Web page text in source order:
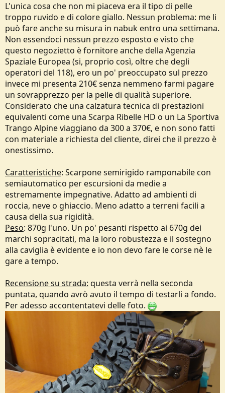
L'unica cosa che non mi piaceva era il tipo di pelle
troppo ruvido e di colore giallo. Nessun problema: me li
può fare anche su misura in nabuk entro una settimana.
Non essendoci nessun prezzo esposto e visto che
questo negozietto è fornitore anche della Agenzia
Spaziale Europea (si, proprio così, oltre che degli
operatori del 118), ero un po' preoccupato sul prezzo
invece mi presenta 210€ senza nemmeno farmi pagare
un sovrapprezzo per la pelle di qualità superiore.
Considerato che una calzatura tecnica di prestazioni
equivalenti come una Scarpa Ribelle HD o un La Sportiva
Trango Alpine viaggiano da 300 a 370€, e non sono fatti
con materiale a richiesta del cliente, direi che il prezzo è
onestissimo.
Caratteristiche: Scarpone semirigido ramponabile con
semiautomatico per escursioni da medie a
estremamente impegnative. Adatto ad ambienti di
roccia, neve o ghiaccio. Meno adatto a terreni facili a
causa della sua rigidità.
Peso: 870g l'uno. Un po' pesanti rispetto ai 670g dei
marchi sopracitati, ma la loro robustezza e il sostegno
alla caviglia è evidente e io non devo fare le corse nè le
gare a tempo.
Recensione su strada: questa verrà nella seconda
puntata, quando avrò avuto il tempo di testarli a fondo.
Per adesso accontentatevi delle foto.